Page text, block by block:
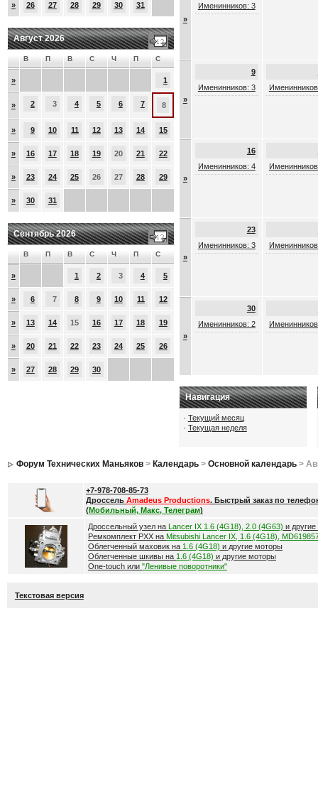
» 26 27 28 29 30 31
Август 2026
В П В С Ч П С
» 1
» 2 3 4 5 6 7 8
» 9 10 11 12 13 14 15
» 16 17 18 19 20 21 22
» 23 24 25 26 27 28 29
» 30 31
Сентябрь 2026
В П В С Ч П С
» 1 2 3 4 5
» 6 7 8 9 10 11 12
» 13 14 15 16 17 18 19
» 20 21 22 23 24 25 26
» 27 28 29 30
»
Именинников: 3
»
9
Именинников: 3
»
16
Именинников: 4
»
23
Именинников: 3
»
30
Именинников: 2
Навигация
· Текущий месяц
· Текущая неделя
Форум Технических Маньяков> Календарь> Основной календарь>
+7-978-708-85-73
Дроссель Amadeus Productions. Быстрый заказ по
(Мобильный, Макс, Телеграм)
Дроссельный узел на Lancer IX 1.6 (4G18), 2.0 (4G63) и
Ремкомплект РХХ на Mitsubishi Lancer IX, 1.6 (4G18),
Облегченный маховик на 1.6 (4G18) и другие моторы
Облегченные шкивы на 1.6 (4G18) и другие моторы
One-touch или "Ленивые поворотники"
Текстовая версия